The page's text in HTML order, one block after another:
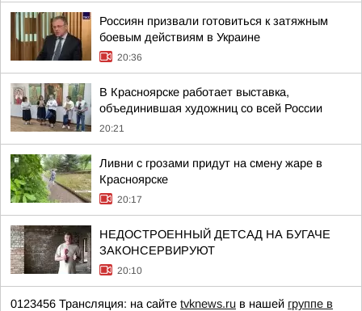
Россиян призвали готовиться к затяжным
боевым действиям в Украине
20:36
В Красноярске работает выставка,
объединившая художниц со всей России
20:21
Ливни с грозами придут на смену жаре в
Красноярске
20:17
НЕДОСТРОЕННЫЙ ДЕТСАД НА БУГАЧЕ
ЗАКОНСЕРВИРУЮТ
20:10
0123456 Трансляция: на сайте tvknews.ru в нашей группе в